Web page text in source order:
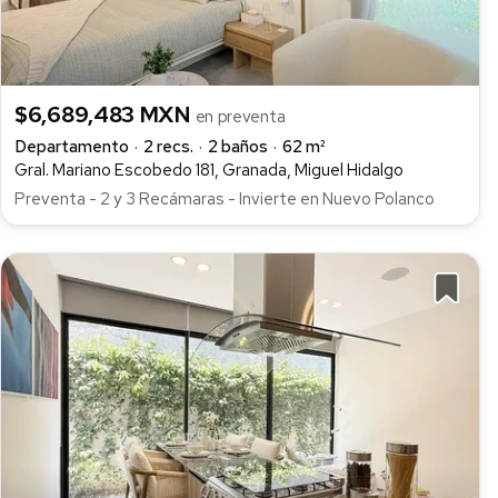
$6,689,483 MXN en preventa
Departamento
2 recs. 2 baños
62 m²
Gral. Mariano Escobedo 181, Granada, Miguel Hidalgo
Preventa - 2 y 3 Recámaras - Invierte en Nuevo Polanco